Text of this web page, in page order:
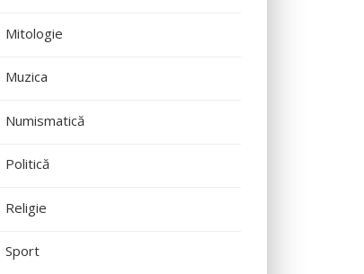
Mitologie
Muzica
Numismatică
Politică
Religie
Sport